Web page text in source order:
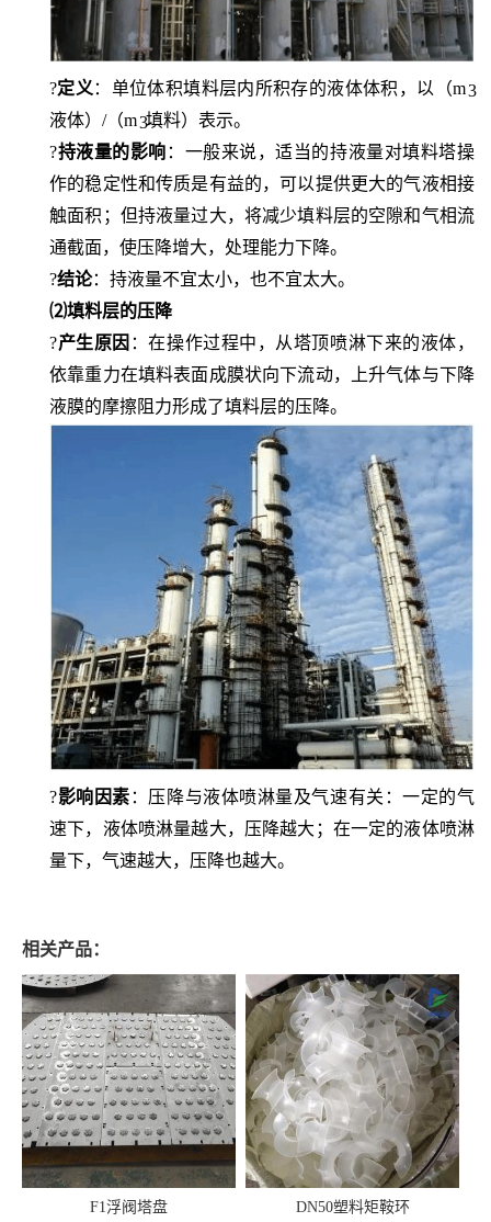
?定义：单位体积填料层内所积存的液体体积，以（m3
液体） /（m3填料）表示。
?持液量的影响 ：一般来说，适当的持液量对填料塔操
作的稳定性和传质是有益的，可以提供更大的气液相接
触面积； 但持液量过大，将减少填料层的空隙和气相流
通截面，使压降增大，处理能力下降。
?结论：持液量不宜太小，也不宜太大。
⑵填料层的压降
?产生原因 ：在操作过程中，从塔顶喷淋下来的液体，
依靠重力在填料表面成膜状向下流动，上升气体与下降
液膜的摩擦阻力形成了填料层的压降。
?影响因素 ：压降与液体喷淋量及气速有关：一定的气
速下，液体喷淋量越大，压降越大；在一定的液体喷淋
量下，气速越大，压降也越大。
相关产品：
F1浮阀塔盘 DN50塑料矩鞍环